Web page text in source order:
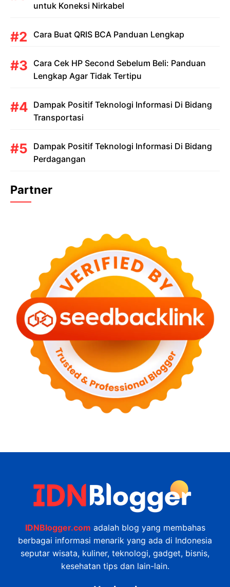
untuk Koneksi Nirkabel
Cara Buat QRIS BCA Panduan Lengkap
Cara Cek HP Second Sebelum Beli: Panduan
Lengkap Agar Tidak Tertipu
Dampak Positif Teknologi Informasi Di Bidang
Transportasi
Dampak Positif Teknologi Informasi Di Bidang
Perdagangan
Partner
IDNBlogger.com adalah blog yang membahas
berbagai informasi menarik yang ada di Indonesia
seputar wisata, kuliner, teknologi, gadget, bisnis,
kesehatan tips dan lain-lain.